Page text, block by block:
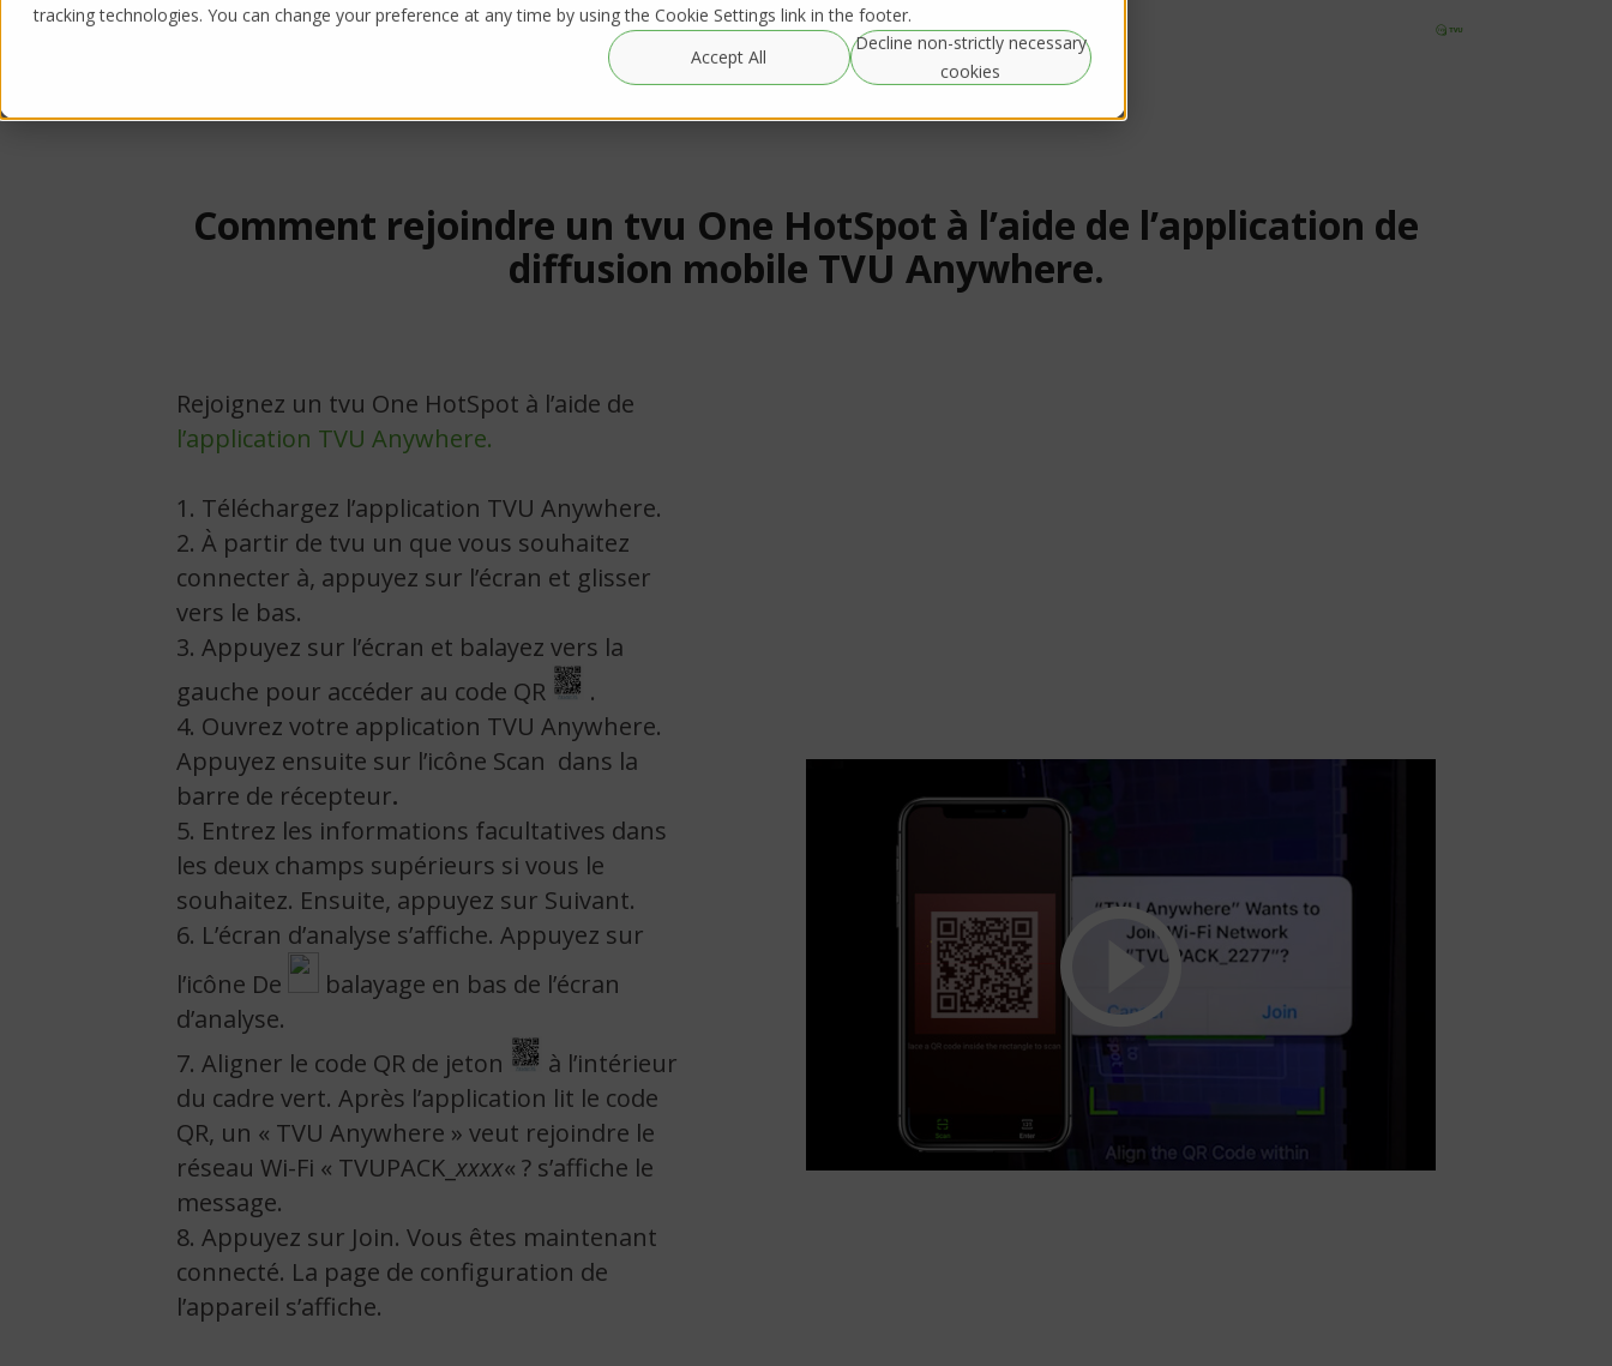
tracking technologies. You can change your preference at any time by using the Cookie Settings link in the footer.
Accept All
Decline non-strictly necessary
cookies
Voir l’application TVU Anywhere.
Comment rejoindre un tvu One HotSpot à l’aide de l’application de
diffusion mobile TVU Anywhere.
Rejoignez un tvu One HotSpot à l’aide de
l’application TVU Anywhere.
1. Téléchargez l’application TVU Anywhere.
2. À partir de tvu un que vous souhaitez
connecter à, appuyez sur l’écran et glisser
vers le bas.
3. Appuyez sur l’écran et balayez vers la
gauche pour accéder au code QR
.
4. Ouvrez votre application TVU Anywhere.
Appuyez ensuite sur l’icône Scan dans la
barre de récepteur.
5. Entrez les informations facultatives dans
les deux champs supérieurs si vous le
souhaitez. Ensuite, appuyez sur Suivant.
6. L’écran d’analyse s’affiche. Appuyez sur
l’icône De
balayage en bas de l’écran
d’analyse.
7. Aligner le code QR de jeton
à l’intérieur
du cadre vert. Après l’application lit le code
QR, un « TVU Anywhere » veut rejoindre le
réseau Wi-Fi « TVUPACK_ xxxx« ? s’affiche le
message.
8. Appuyez sur Join. Vous êtes maintenant
connecté. La page de configuration de
l’appareil s’affiche.